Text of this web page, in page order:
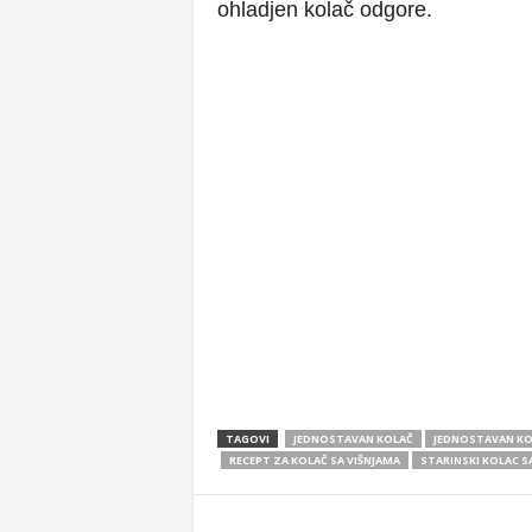
ohladjen kolač odgore.
TAGOVI JEDNOSTAVAN KOLAČ JEDNOSTAVAN
RECEPT ZA KOLAČ SA VIŠNJAMA
STARINSKI KOLAC